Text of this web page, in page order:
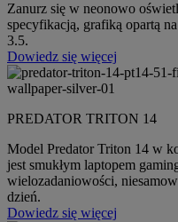
Zanurz się w neonowo
specyfikacją, grafiką opartą
3.5.
Dowiedz się więcej
PREDATOR TRITON 14
Model Predator Triton 14 w
jest smukłym laptopem
wielozadaniowości,
dzień.
Dowiedz się więcej